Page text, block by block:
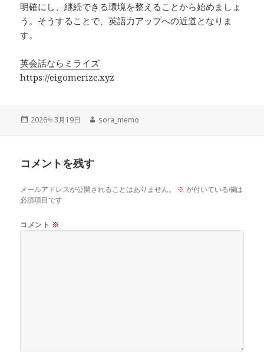
明確にし、継続できる環境を整えることから始めましょ
う。そうすることで、英語力アップへの近道となりま
す。
英会話ならミライズ
https://eigomerize.xyz
投
2026年3月19日
作
sora_memo
コメントを残す
メールアドレスが公開されることはありません。 ※ が付いている欄は
必須項目です
コメント ※